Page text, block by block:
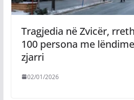
Tragjedia në Zvicër,
100 persona me
zjarri
02/01/2026